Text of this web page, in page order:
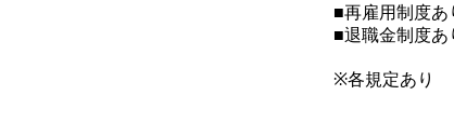
■再雇用制度あ
■退職金制度あ
※各規定あり